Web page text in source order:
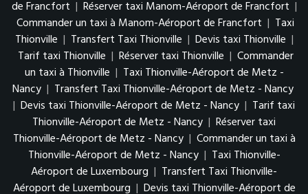
de Francfort | Réserver taxi Manom-Aéroport de Francfort |
Commander un taxi à Manom-Aéroport de Francfort | Taxi
Thionville | Transfert Taxi Thionville | Devis taxi Thionville |
Tarif taxi Thionville | Réserver taxi Thionville | Commander
un taxi à Thionville | Taxi Thionville-Aéroport de Metz -
Nancy | Transfert Taxi Thionville-Aéroport de Metz - Nancy
| Devis taxi Thionville-Aéroport de Metz - Nancy | Tarif taxi
Thionville-Aéroport de Metz - Nancy | Réserver taxi
Thionville-Aéroport de Metz - Nancy | Commander un taxi à
Thionville-Aéroport de Metz - Nancy | Taxi Thionville-
Aéroport de Luxembourg | Transfert Taxi Thionville-
Aéroport de Luxembourg | Devis taxi Thionville-Aéroport de